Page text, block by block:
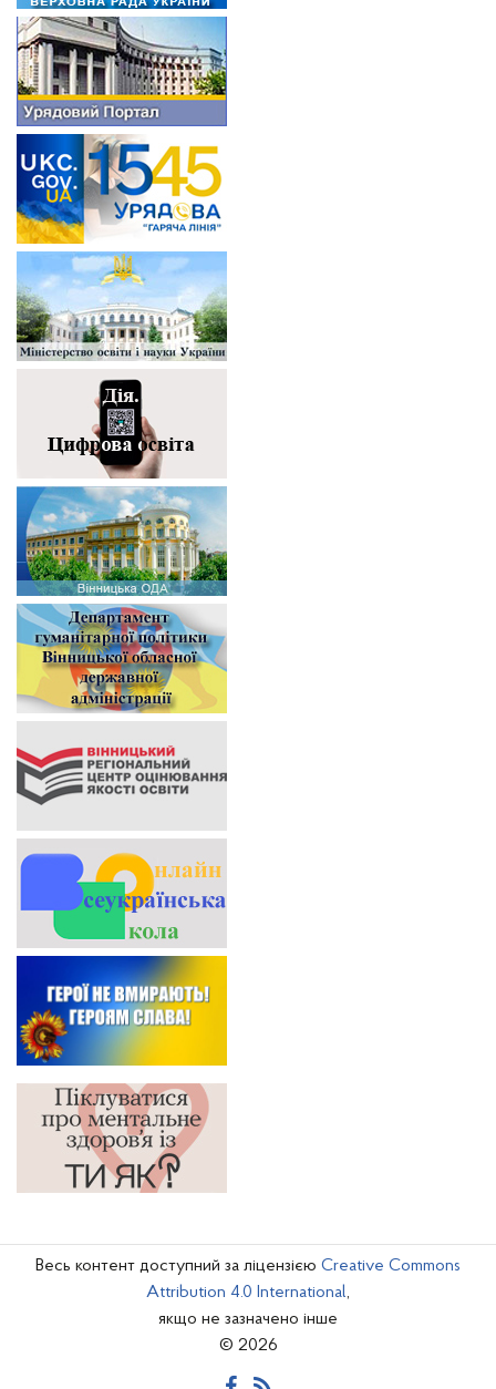
Весь контент доступний за ліцензією Creative Commons
Attribution 4.0 International,
якщо не зазначено інше
© 2026